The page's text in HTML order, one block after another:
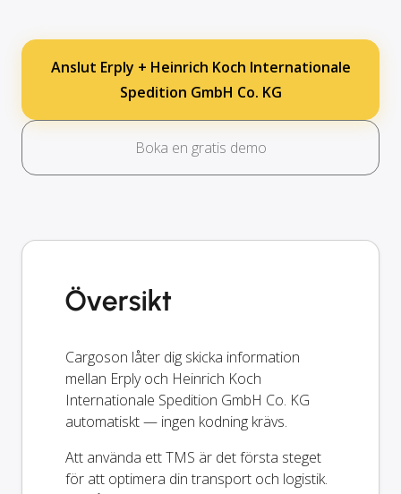
Anslut Erply + Heinrich Koch Internationale
Spedition GmbH Co. KG
Boka en gratis demo
Översikt
Cargoson låter dig skicka information
mellan Erply och Heinrich Koch
Internationale Spedition GmbH Co. KG
automatiskt — ingen kodning krävs.
Att använda ett TMS är det första steget
för att optimera din transport och logistik.